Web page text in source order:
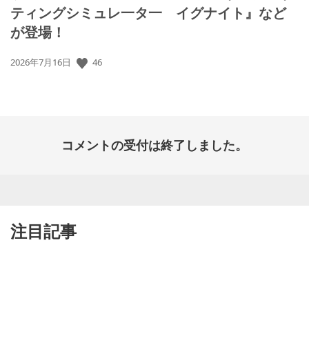
ティングシミュレ一タ一 イグナイト』など
が登場！
公
2026年7月16日 46
コメントの受付は終了しました。
注目記事